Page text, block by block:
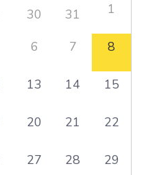
30 31 1
6 7 8
13 14 15
20 21 22
27 28 29